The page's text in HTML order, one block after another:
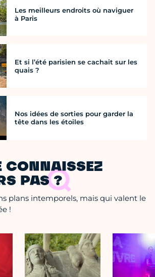
Les meilleurs endroits où naviguer
à Paris
Et si l’été parisien se cachait sur les
quais ?
Nos idées de sorties pour garder la
tête dans les étoiles
CONNAISSEZ
PAS ?
plans intemporels, mais qui valent le
!